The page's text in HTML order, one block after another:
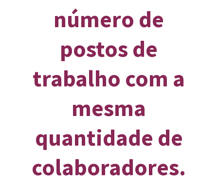
número de
postos de
trabalho com a
mesma
quantidade de
colaboradores.